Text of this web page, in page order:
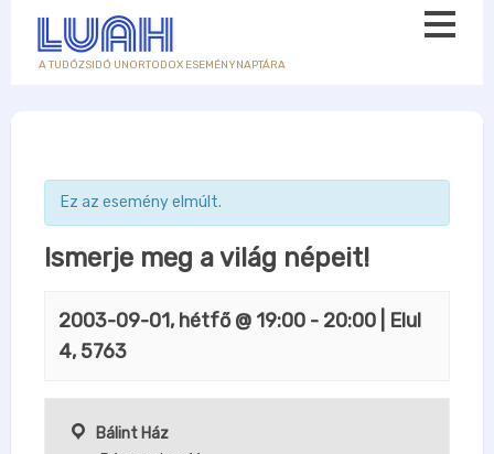
A TUDÓZSIDÓ UNORTODOX ESEMÉNYNAPTÁRA
Ez az esemény elmúlt.
Ismerje meg a világ népeit!
2003-09-01, hétfő @ 19:00 - 20:00 | Elul
4, 5763
Bálint Ház